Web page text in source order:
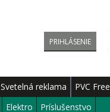
PRIHLÁSENIE
Svetelná reklama PVC Free
Elektro
Príslušenstvo